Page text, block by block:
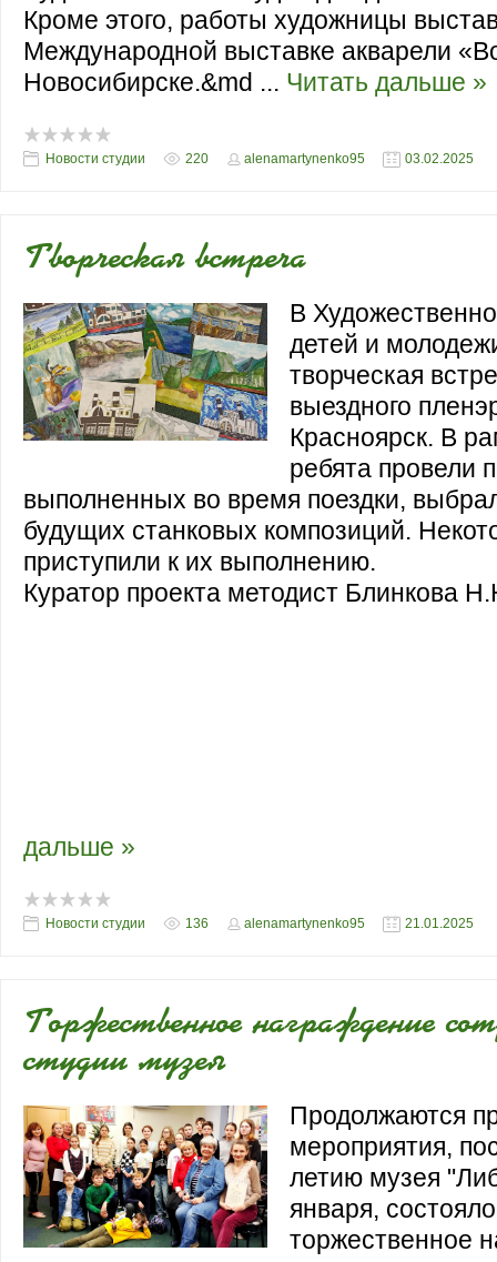
Кроме этого, работы художницы
Международной выставке акварели
Новосибирске.&md ... Читать дальше »
Новости студии 220 alenamartynenko95 03.02.2025
Творческая встреча
В
детей и
творческая
выездного
Красноярск. В
ребята провели
выполненных во время поездки,
будущих станковых композиций.
приступили к их выполнению.
Куратор проекта методист Блинкова
дальше »
Новости студии 136 alenamartynenko95 21.01.2025
Торжественное награждение
студии музея
Продолжаются
мероприятия,
летию музея
января,
торжественное